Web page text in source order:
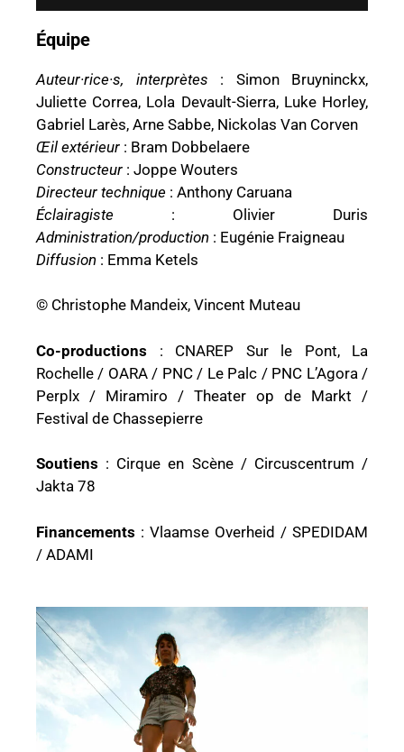
Équipe
Auteur·rice·s, interprètes : Simon Bruyninckx,
Juliette Correa, Lola Devault-Sierra, Luke Horley,
Gabriel Larès, Arne Sabbe, Nickolas Van Corven
Œil extérieur : Bram Dobbelaere
Constructeur : Joppe Wouters
Directeur technique : Anthony Caruana
Éclairagiste : Olivier Duris
Administration/production : Eugénie Fraigneau
Diffusion : Emma Ketels
© Christophe Mandeix, Vincent Muteau
Co-productions : CNAREP Sur le Pont, La
Rochelle / OARA / PNC / Le Palc / PNC L’Agora /
Perplx / Miramiro / Theater op de Markt /
Festival de Chassepierre
Soutiens : Cirque en Scène / Circuscentrum /
Jakta 78
Financements : Vlaamse Overheid / SPEDIDAM
/ ADAMI